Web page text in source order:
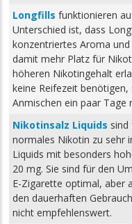
Longfills funktionieren
Unterschied ist, dass
konzentriertes Aroma
damit mehr Platz für
höheren Nikotingehalt
keine Reifezeit
Anmischen ein paar Tage
Nikotinsalz Liquids
normales Nikotin zu sehr
Liquids mit besonders
20 mg. Sie sind für den
E-Zigarette optimal, aber
den dauerhaften
nicht empfehlenswert.